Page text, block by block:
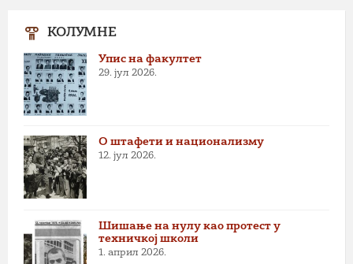
КОЛУМНЕ
Упис на факултет
29. јул 2026.
О штафети и национализму
12. јул 2026.
Шишање на нулу као протест у
техничкој школи
1. април 2026.